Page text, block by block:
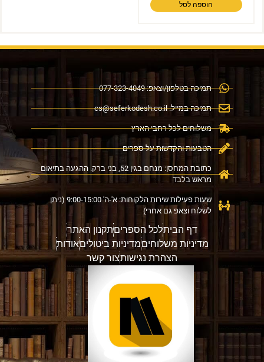
הוספה לסל
דף הביתלכל הספריםתקנון האתר
מדיניות משלוחיםמדיניות ביטוליםאודות
הצהרת נגישותצור קשר
תמיכה בטלפון/וצאפ: 077-323-4049
תמיכה במייל:cs@seferkodesh.co.il
משלוחים לכל רחבי הארץ
הטבעות והקדשות על ספרים
כתובת המחסן: מנחם בגין 52, בני ברק. ההגעה בתיאום
מראש בלבד
שעות פעילות שירות הלקוחות: א'-ה' 9:00-15:00 (ניתן
לשלוח וצאפ גם אחרי)